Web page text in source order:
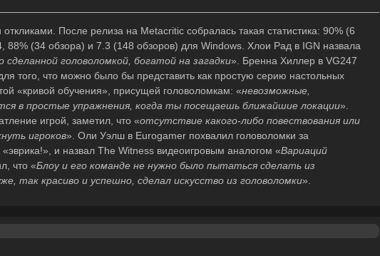
После релиза на Metacritic собралась такая статистика: 90% (6
88% (34 обзора) и 7.3 (148 обзоров) для Windows. Хлои Рад в IGN назвала
сделанной головоломкой, богатой на загадки». Бренна Хиллер в VG247
того, что можно было бы представить как простую серию настольных
«кривой обучения», присущей головоломкам: «невозможные,
в простые упражнения, когда ты посещаешь ближайшие локации».
игрой, заметил, что «отсутствие какого-либо повествования или
игроков». Оли Уэлш в Eurogamer похвалил головоломки за
и назвал The Witness видеоигровым аналогом «Вариаций
что «Блоу и его команде не нужно было пытаться сделать из
так красиво и успешно, сделал искусство из головоломки».